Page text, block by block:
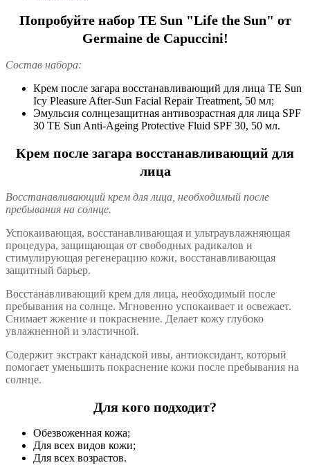
Попробуйте набор TE Sun "Life the Sun" от
Germaine de Capuccini!
Состав набора:
Крем после загара восстанавливающий для лица TE Sun
Icy Pleasure After-Sun Facial Repair Treatment, 50 мл;
Эмульсия солнцезащитная антивозрастная для лица SPF
30 TE Sun Anti-Ageing Protective Fluid SPF 30, 50 мл.
Крем после загара восстанавливающий для
лица
Восстанавливающий крем для лица, необходимый после
пребывания на солнце.
Успокаивающая, восстанавливающая и ультраувлажняющая
процедура, защищающая от свободных радикалов и
стимулирующая регенерацию кожи, восстанавливающая
защитный барьер.
Восстанавливающий крем для лица, необходимый после
пребывания на солнце. Мгновенно успокаивает и освежает.
Снимает жжение и покраснение. Делает кожу глубоко
увлажненной и эластичной.
Содержит экстракт канадской ивы, антиоксидант, который
помогает уменьшить покраснение кожи после пребывания на
солнце.
Для кого подходит?
Обезвоженная кожа;
Для всех видов кожи;
Для всех возрастов.